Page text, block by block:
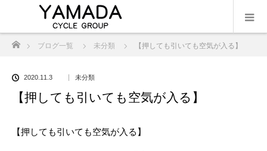
ブログ一覧 未分類 【押しても引いても空気が入る】
2020.11.3 未分類
【押しても引いても空気が入る】
【押しても引いても空気が入る】